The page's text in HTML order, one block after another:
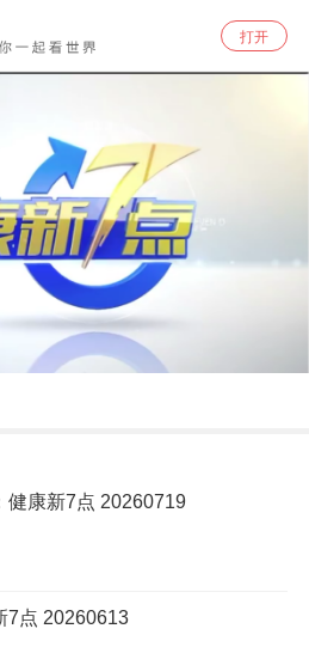
打开
健康新7点 20260719
7点 20260613